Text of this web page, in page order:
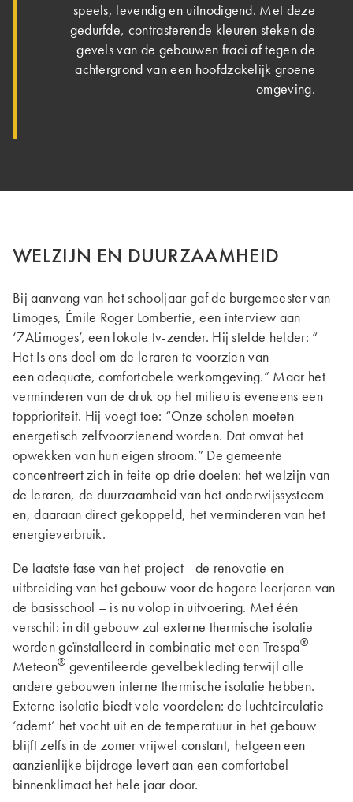
speels, levendig en uitnodigend. Met deze
gedurfde, contrasterende kleuren steken de
gevels van de gebouwen fraai af tegen de
achtergrond van een hoofdzakelijk groene
omgeving.
WELZIJN EN DUURZAAMHEID
Bij aanvang van het schooljaar gaf de burgemeester van
Limoges, Émile Roger Lombertie, een interview aan
‘7ALimoges’, een lokale tv-zender. Hij stelde helder: “
Het Is ons doel om de leraren te voorzien van
een adequate, comfortabele werkomgeving.” Maar het
verminderen van de druk op het milieu is eveneens een
topprioriteit. Hij voegt toe: “Onze scholen moeten
energetisch zelfvoorzienend worden. Dat omvat het
opwekken van hun eigen stroom.” De gemeente
concentreert zich in feite op drie doelen: het welzijn van
de leraren, de duurzaamheid van het onderwijssysteem
en, daaraan direct gekoppeld, het verminderen van het
energieverbruik.
De laatste fase van het project - de renovatie en
uitbreiding van het gebouw voor de hogere leerjaren van
de basisschool – is nu volop in uitvoering. Met één
verschil: in dit gebouw zal externe thermische isolatie
worden geïnstalleerd in combinatie met een Trespa®
Meteon® geventileerde gevelbekleding terwijl alle
andere gebouwen interne thermische isolatie hebben.
Externe isolatie biedt vele voordelen: de luchtcirculatie
‘ademt’ het vocht uit en de temperatuur in het gebouw
blijft zelfs in de zomer vrijwel constant, hetgeen een
aanzienlijke bijdrage levert aan een comfortabel
binnenklimaat het hele jaar door.